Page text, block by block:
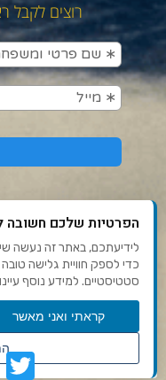
רוצים לקבל
תנאי
Ⓒ 2020 - כל הזכויות שמורות לשבתון לראש
הפרטיות שלכם חשובה
כדי לספק חוויית גלישה טובה
סטטיסטיים. למידע נוסף
קראתי ואני מאשר
שנו העדפות פרטיות